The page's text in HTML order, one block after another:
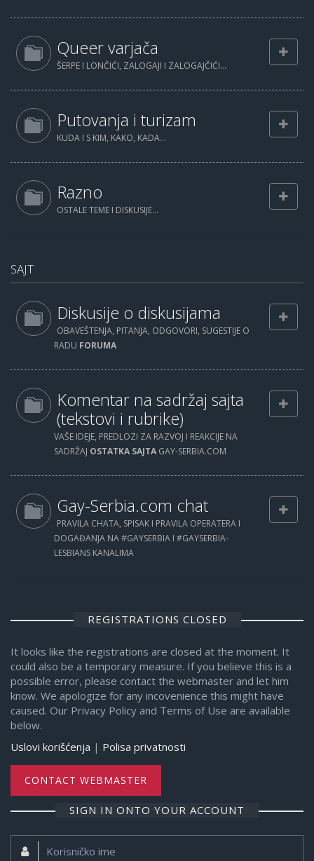
Queer varjača
ŠERPE I LONČIĆI, ZALOGAJI I ZALOGAJČIĆI...
Putovanja i turizam
KUDA I S KIM, KAKO, KADA...
Razno
OSTALE TEME I DISKUSIJE...
SAJT
Diskusije o diskusijama
OBAVEŠTENJA, PITANJA, ODGOVORI, SUGESTIJE O
RADU FORUMA
Komentar na sadržaj sajta
(tekstovi i rubrike)
VAŠE IDEJE, PREDLOZI ZA RAZVOJ I REAKCIJE NA
SADRŽAJ OSTATKA SAJTA GAY-SERBIA.COM
Gay-Serbia.com chat
PRAVILA CHATA, SPISAK I PRAVILA OPERATERA I
DOGAĐANJA NA #GAYSERBIA I #GAYSERBIA-
LESBIANS KANALIMA
REGISTRATIONS CLOSED
It looks like the registrations are closed at the moment. It
could also be a temporary measure. If you believe this is a
possible error, please contact the webmaster and let him
know. We apologize for any incovenience this might have
caused. Our Privacy Policy and Terms of Use are available
below.
Uslovi korišćenja | Polisa privatnosti
CONTACT WEBMASTER
SIGN IN ONTO YOUR ACCOUNT
Korisničko